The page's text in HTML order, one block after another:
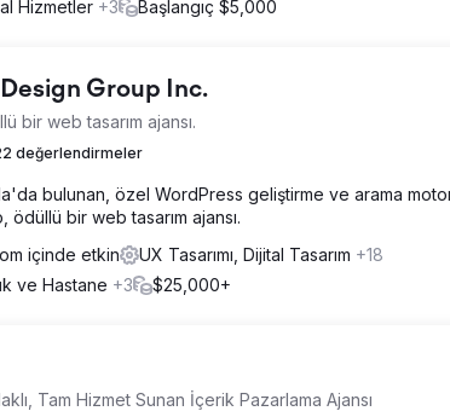
Hizmetler +3 Başlangıç $5,000
Group Inc.
bir web tasarım ajansı.
değerlendirmeler
bulunan, özel WordPress geliştirme ve arama
ödüllü bir web tasarım ajansı.
içinde etkin
UX Tasarımı, Dijital Tasarım +18
ve Hastane +3 $25,000+
Tam Hizmet Sunan İçerik Pazarlama Ajansı